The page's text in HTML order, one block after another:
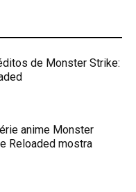
de Monster Strike:
anime Monster
Reloaded mostra